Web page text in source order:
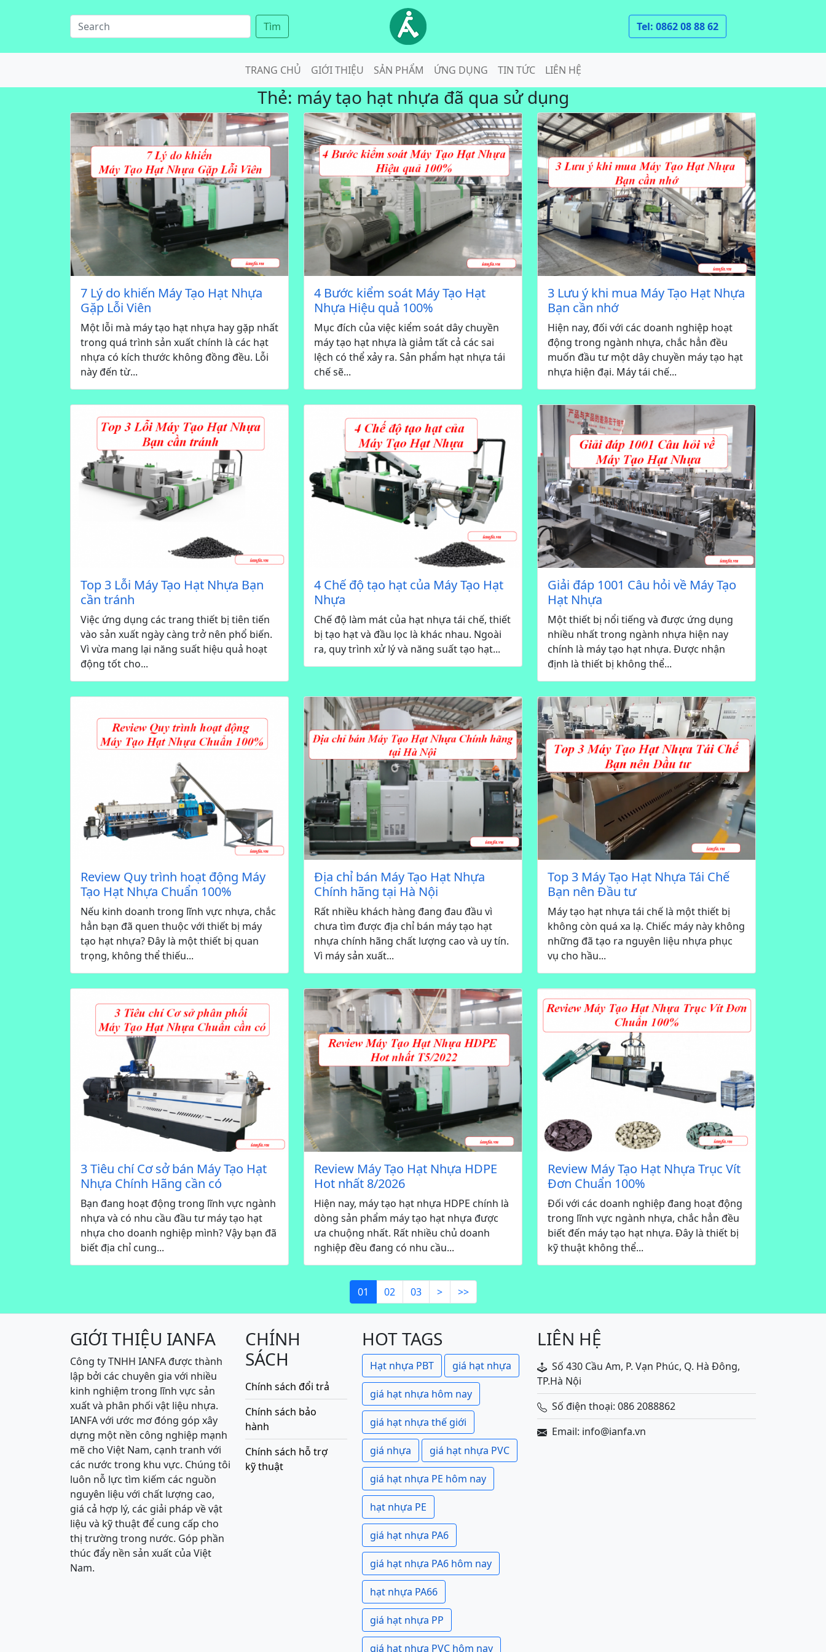
Tìm Tel: 0862 08 88 62
TRANG CHỦ GIỚI THIỆU SẢN PHẨM ỨNG DỤNG TIN TỨC LIÊN HỆ
Thẻ: máy tạo hạt nhựa đã qua sử dụng
7 Lý do khiến Máy Tạo Hạt Nhựa
Gặp Lỗi Viên
Một lỗi mà máy tạo hạt nhựa hay gặp nhất
trong quá trình sản xuất chính là các hạt
nhựa có kích thước không đồng đều. Lỗi
này đến từ...
4 Bước kiểm soát Máy Tạo Hạt
Nhựa Hiệu quả 100%
Mục đích của việc kiểm soát dây chuyền
máy tạo hạt nhựa là giảm tất cả các sai
lệch có thể xảy ra. Sản phẩm hạt nhựa tái
chế sẽ...
3 Lưu ý khi mua Máy Tạo Hạt Nhựa
Bạn cần nhớ
Hiện nay, đối với các doanh nghiệp hoạt
động trong ngành nhựa, chắc hẳn đều
muốn đầu tư một dây chuyền máy tạo hạt
nhựa hiện đại. Máy tái chế...
Top 3 Lỗi Máy Tạo Hạt Nhựa Bạn
cần tránh
Việc ứng dụng các trang thiết bị tiên tiến
vào sản xuất ngày càng trở nên phổ biến.
Vì vừa mang lại năng suất hiệu quả hoạt
động tốt cho...
4 Chế độ tạo hạt của Máy Tạo Hạt
Nhựa
Chế độ làm mát của hạt nhựa tái chế, thiết
bị tạo hạt và đầu lọc là khác nhau. Ngoài
ra, quy trình xử lý và năng suất tạo hạt...
Giải đáp 1001 Câu hỏi về Máy Tạo
Hạt Nhựa
Một thiết bị nổi tiếng và được ứng dụng
nhiều nhất trong ngành nhựa hiện nay
chính là máy tạo hạt nhựa. Được nhận
định là thiết bị không thể...
Review Quy trình hoạt động Máy
Tạo Hạt Nhựa Chuẩn 100%
Nếu kinh doanh trong lĩnh vực nhựa, chắc
hẳn bạn đã quen thuộc với thiết bị máy
tạo hạt nhựa? Đây là một thiết bị quan
trọng, không thể thiếu...
Địa chỉ bán Máy Tạo Hạt Nhựa
Chính hãng tại Hà Nội
Rất nhiều khách hàng đang đau đầu vì
chưa tìm được địa chỉ bán máy tạo hạt
nhựa chính hãng chất lượng cao và uy tín.
Vì máy sản xuất...
Top 3 Máy Tạo Hạt Nhựa Tái Chế
Bạn nên Đầu tư
Máy tạo hạt nhựa tái chế là một thiết bị
không còn quá xa lạ. Chiếc máy này không
những đã tạo ra nguyên liệu nhựa phục
vụ cho hầu...
3 Tiêu chí Cơ sở bán Máy Tạo Hạt
Nhựa Chính Hãng cần có
Bạn đang hoạt động trong lĩnh vực ngành
nhựa và có nhu cầu đầu tư máy tạo hạt
nhựa cho doanh nghiệp mình? Vậy bạn đã
biết địa chỉ cung...
Review Máy Tạo Hạt Nhựa HDPE
Hot nhất 8/2026
Hiện nay, máy tạo hạt nhựa HDPE chính là
dòng sản phẩm máy tạo hạt nhựa được
ưa chuộng nhất. Rất nhiều chủ doanh
nghiệp đều đang có nhu cầu...
Review Máy Tạo Hạt Nhựa Trục Vít
Đơn Chuẩn 100%
Đối với các doanh nghiệp đang hoạt động
trong lĩnh vực ngành nhựa, chắc hẳn đều
biết đến máy tạo hạt nhựa. Đây là thiết bị
kỹ thuật không thể...
01 02 03 > >>
GIỚI THIỆU IANFA
Công ty TNHH IANFA được thành
lập bởi các chuyên gia với nhiều
kinh nghiệm trong lĩnh vực sản
xuất và phân phối vật liệu nhựa.
IANFA với ước mơ đóng góp xây
dựng một nền công nghiệp mạnh
mẽ cho Việt Nam, cạnh tranh với
các nước trong khu vực. Chúng tôi
luôn nỗ lực tìm kiếm các nguồn
nguyên liệu với chất lượng cao,
giá cả hợp lý, các giải pháp về vật
liệu và kỹ thuật để cung cấp cho
thị trường trong nước. Góp phần
thúc đẩy nền sản xuất của Việt
Nam.
CHÍNH
SÁCH
Chính sách đổi trả
Chính sách bảo
hành
Chính sách hỗ trợ
kỹ thuật
HOT TAGS
Hạt nhựa PBT giá hạt nhựa
giá hạt nhựa hôm nay
giá hạt nhựa thế giới
giá nhựa giá hạt nhựa PVC
giá hạt nhựa PE hôm nay
hạt nhựa PE
giá hạt nhựa PA6
giá hạt nhựa PA6 hôm nay
hạt nhựa PA66
giá hạt nhựa PP
giá hạt nhựa PVC hôm nay
LIÊN HỆ
Số 430 Cầu Am, P. Vạn Phúc, Q. Hà Đông,
TP.Hà Nội
Số điện thoại: 086 2088862
Email: info@ianfa.vn